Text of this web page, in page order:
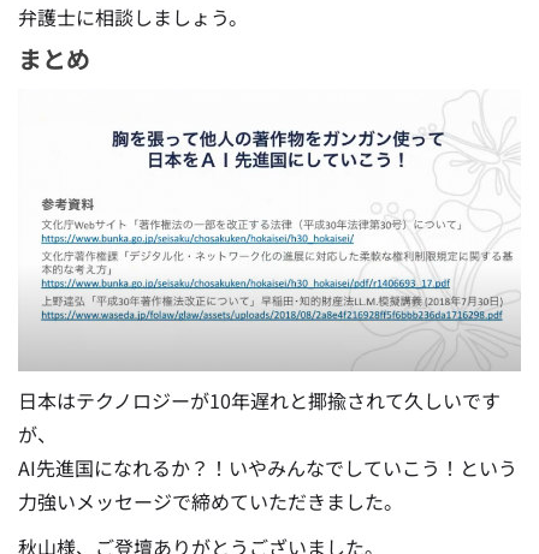
弁護士に相談しましょう。
まとめ
日本はテクノロジーが10年遅れと揶揄されて久しいです
が、
AI先進国になれるか？！いやみんなでしていこう！という
力強いメッセージで締めていただきました。
秋山様、ご登壇ありがとうございました。